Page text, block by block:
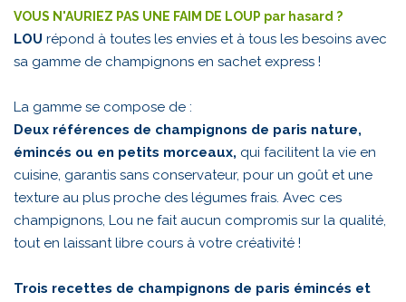
VOUS N'AURIEZ PAS UNE FAIM DE LOUP par hasard ?
LOU répond à toutes les envies et à tous les besoins avec
sa gamme de champignons en sachet express !
La gamme se compose de :
Deux références de champignons de paris nature,
émincés ou en petits morceaux, qui facilitent la vie en
cuisine, garantis sans conservateur, pour un goût et une
texture au plus proche des légumes frais. Avec ces
champignons, Lou ne fait aucun compromis sur la qualité,
tout en laissant libre cours à votre créativité !
Trois recettes de champignons de paris émincés et